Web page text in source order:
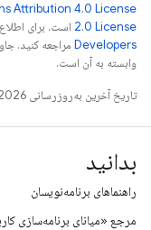
Attribution 4.0 License
2.0 License است. برای
Developers‏
وابسته به آن است.
تاریخ آخرین به‌روزرسانی 2026-08-04 به‌وقت ساعت هماهنگ جهانی.
بدانید
راهنماهای برنامه‌نویسان
مرجع «میانای برنامه‌سازی